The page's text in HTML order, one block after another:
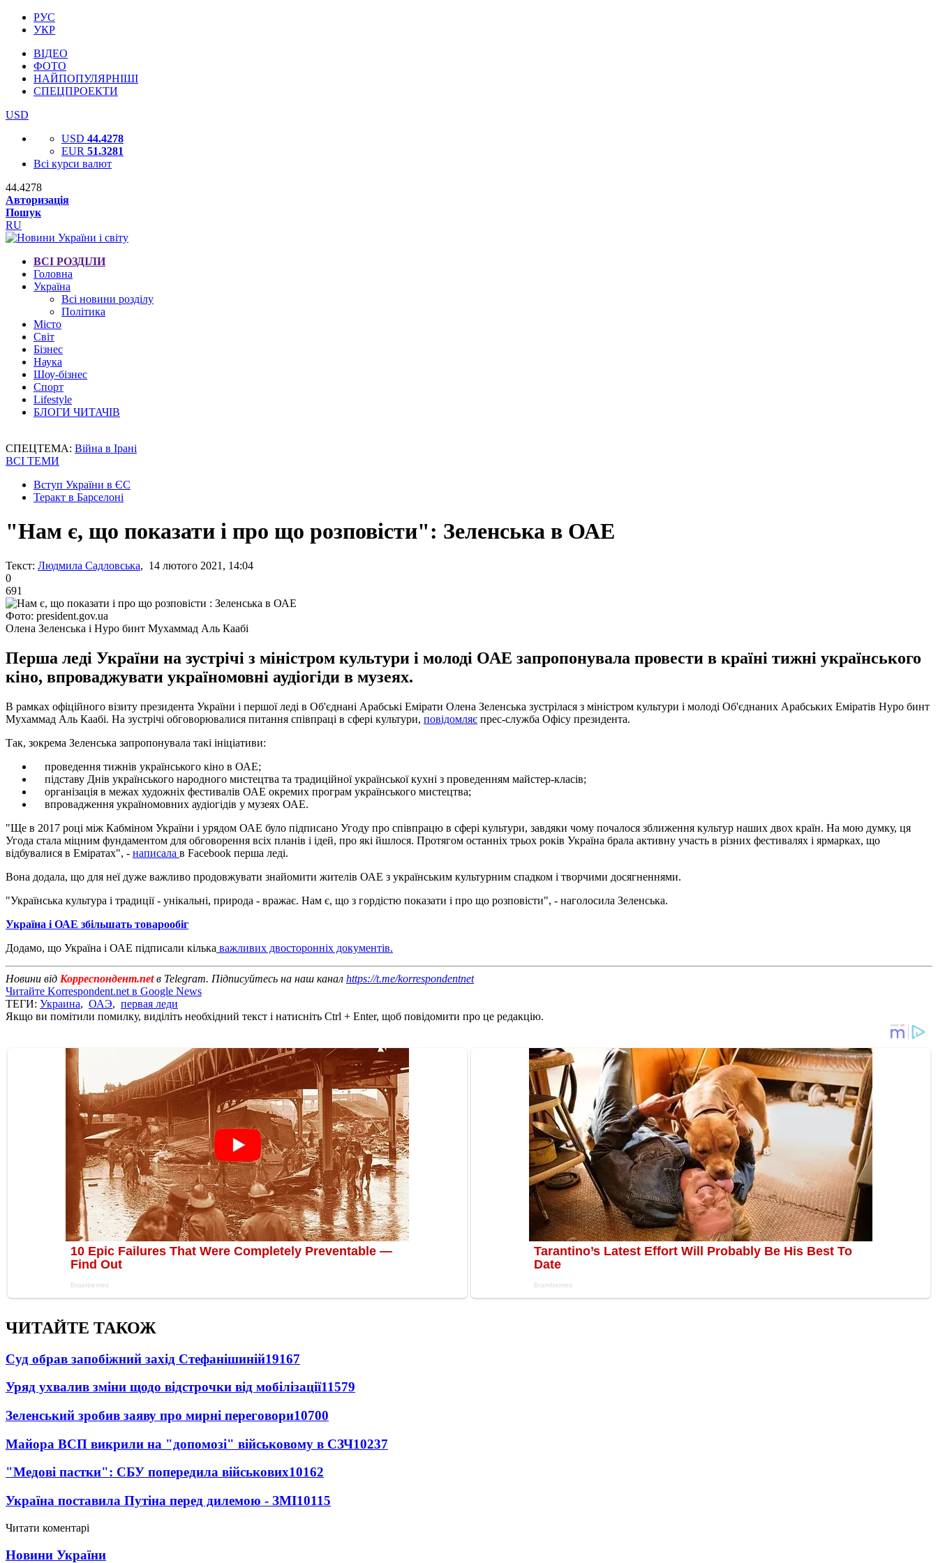
РУС
УКР
ВІДЕО
ФОТО
НАЙПОПУЛЯРНІШІ
СПЕЦПРОЕКТИ
USD
USD 44.4278
EUR 51.3281
Всі курси валют
44.4278
Авторизація
Пошук
RU
ВСІ РОЗДІЛИ
Головна
Україна
Всі новини розділу
Політика
Місто
Світ
Бізнес
Наука
Шоу-бізнес
Спорт
Lifestyle
БЛОГИ ЧИТАЧІВ
СПЕЦТЕМА: Війна в Ірані
ВСІ ТЕМИ
Вступ України в ЄС
Теракт в Барселоні
"Нам є, що показати і про що розповісти": Зеленська в ОАЕ
Текст: Людмила Садловська, 14 лютого 2021, 14:04
0
691
Фото: president.gov.ua
Олена Зеленська і Нуро бинт Мухаммад Аль Каабі
Перша леді України на зустрічі з міністром культури і молоді ОАЕ запропонувала провести в країні тижні українського
кіно, впроваджувати україномовні аудіогіди в музеях.
В рамках офіційного візиту президента України і першої леді в Об'єднані Арабські Емірати Олена Зеленська зустрілася з міністром культури і молоді Об'єднаних Арабських Еміратів Нуро бинт
Мухаммад Аль Каабі. На зустрічі обговорювалися питання співпраці в сфері культури, повідомляє прес-служба Офісу президента.
Так, зокрема Зеленська запропонувала такі ініціативи:
проведення тижнів українського кіно в ОАЕ;
підставу Днів українського народного мистецтва та традиційної української кухні з проведенням майстер-класів;
організація в межах художніх фестивалів ОАЕ окремих програм українського мистецтва;
впровадження україномовних аудіогідів у музеях ОАЕ.
"Ще в 2017 році між Кабміном України і урядом ОАЕ було підписано Угоду про співпрацю в сфері культури, завдяки чому почалося зближення культур наших двох країн. На мою думку, ця
Угода стала міцним фундаментом для обговорення всіх планів і ідей, про які йшлося. Протягом останніх трьох років Україна брала активну участь в різних фестивалях і ярмарках, що
відбувалися в Еміратах", - написала в Facebook перша леді.
Вона додала, що для неї дуже важливо продовжувати знайомити жителів ОАЕ з українським культурним спадком і творчими досягненнями.
"Українська культура і традиції - унікальні, природа - вражає. Нам є, що з гордістю показати і про що розповісти", - наголосила Зеленська.
Україна і ОАЕ збільшать товарообіг
Додамо, що Україна і ОАЕ підписали кілька важливих двосторонніх документів.
Новини від Корреспондент.netв Telegram. Підписуйтесь на наш канал https://t.me/korrespondentnet
Читайте Korrespondent.net в Google News
ТЕГИ: Украина, ОАЭ, первая леди
Якщо ви помітили помилку, виділіть необхідний текст і натисніть Ctrl + Enter, щоб повідомити про це редакцію.
ЧИТАЙТЕ ТАКОЖ
Суд обрав запобіжний захід Стефанішиній19167
Уряд ухвалив зміни щодо відстрочки від мобілізації11579
Зеленський зробив заяву про мирні переговори10700
Майора ВСП викрили на "допомозі" військовому в СЗЧ10237
"Медові пастки": СБУ попередила військових10162
Україна поставила Путіна перед дилемою - ЗМІ10115
Читати коментарі
Новини України